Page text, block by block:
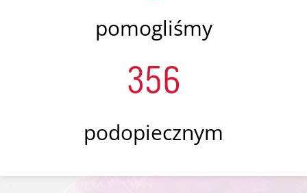
pomogliśmy
356
podopiecznym